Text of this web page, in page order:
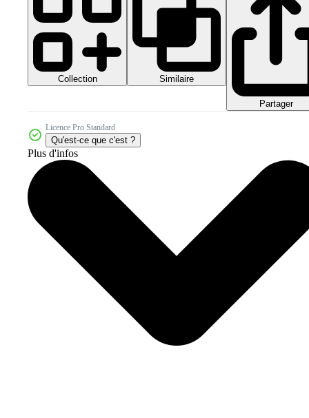
Collection Similaire
Partager
Licence Pro Standard
Qu'est-ce que c'est ?
Plus d'infos